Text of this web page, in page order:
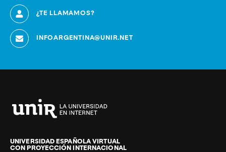
¿TE LLAMAMOS?
INFOARGENTINA@UNIR.NET
de
La
UNIVERSIDAD ESPAÑOLA VIRTUAL
CON PROYECCIÓN INTERNACIONAL